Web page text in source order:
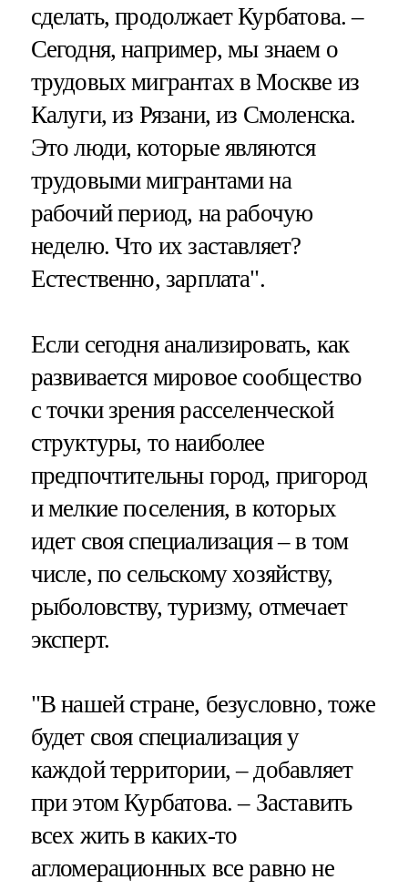
сделать, продолжает Курбатова. –
Сегодня, например, мы знаем о
трудовых мигрантах в Москве из
Калуги, из Рязани, из Смоленска.
Это люди, которые являются
трудовыми мигрантами на
рабочий период, на рабочую
неделю. Что их заставляет?
Естественно, зарплата".
Если сегодня анализировать, как
развивается мировое сообщество
с точки зрения расселенческой
структуры, то наиболее
предпочтительны город, пригород
и мелкие поселения, в которых
идет своя специализация – в том
числе, по сельскому хозяйству,
рыболовству, туризму, отмечает
эксперт.
"В нашей стране, безусловно, тоже
будет своя специализация у
каждой территории, – добавляет
при этом Курбатова. – Заставить
всех жить в каких-то
агломерационных все равно не